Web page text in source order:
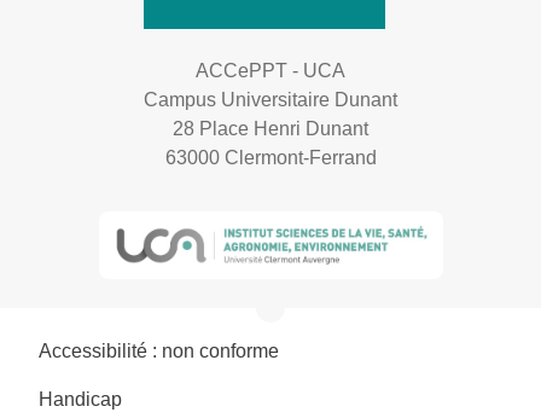
ACCePPT - UCA
Campus Universitaire Dunant
28 Place Henri Dunant
63000 Clermont-Ferrand
Accessibilité : non conforme
Handicap